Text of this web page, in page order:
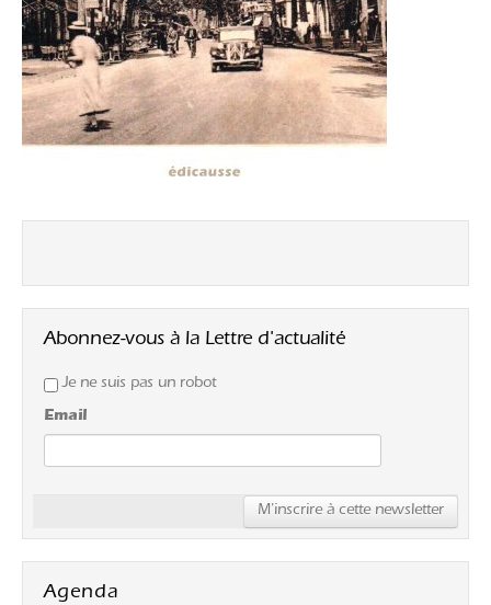
Abonnez-vous à la Lettre d'actualité
Je ne suis pas un robot
Email
Agenda